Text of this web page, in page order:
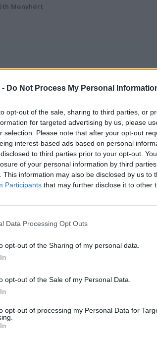
- Do Not Process My Personal
opt-out of the sale, sharing to third parties, or
for targeted advertising by us, please
selection. Please note that after your opt-out
interest-based ads based on personal
to third parties prior to your opt-out.
of your personal information by third
This information may also be disclosed by us to
Participants that may further disclose it to other
Data Processing Opt Outs
opt-out of the Sharing of my personal data.
opt-out of the Sale of my Personal Data.
opt-out of processing my Personal Data for
Menyhért
telepítenek át
Szemle
kapott
egy
Szemle